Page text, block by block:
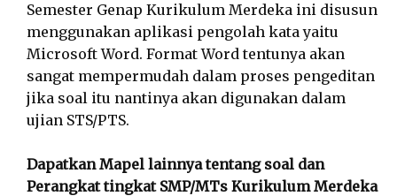
Semester Genap Kurikulum Merdeka ini disusun
menggunakan aplikasi pengolah kata yaitu
Microsoft Word. Format Word tentunya akan
sangat mempermudah dalam proses pengeditan
jika soal itu nantinya akan digunakan dalam
ujian STS/PTS.
Dapatkan Mapel lainnya tentang soal dan
Perangkat tingkat SMP/MTs Kurikulum Merdeka